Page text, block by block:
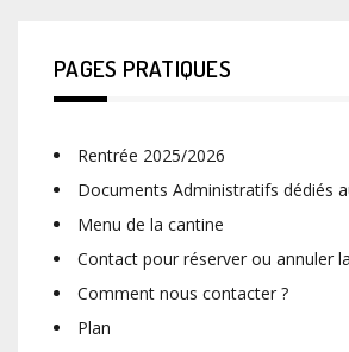
PAGES PRATIQUES
Rentrée 2025/2026
Documents Administratifs dédiés
Menu de la cantine
Contact pour réserver ou annuler
Comment nous contacter ?
Plan